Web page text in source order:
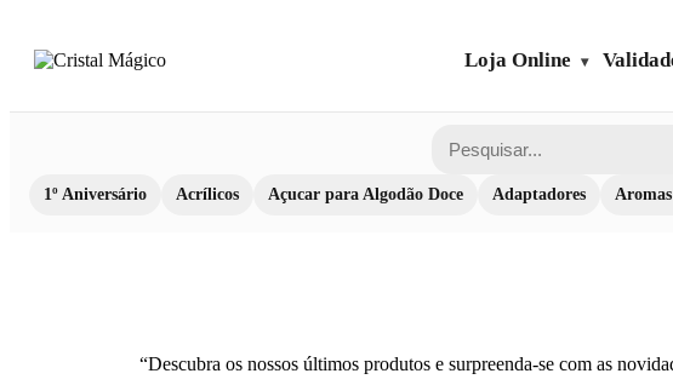
Loja Online
1º Aniversário Acrílicos Açucar para Algodão Doce Adaptadores
“Descubra os nossos últimos produtos e surpreenda-se com as